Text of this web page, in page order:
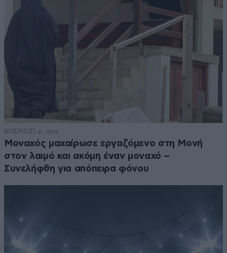
ΚΟΣΜΟΣ1 ω. πριν
Μοναχός μαχαίρωσε εργαζόμενο στη Μονή
στον λαιμό και ακόμη έναν μοναχό –
Συνελήφθη για απόπειρα φόνου